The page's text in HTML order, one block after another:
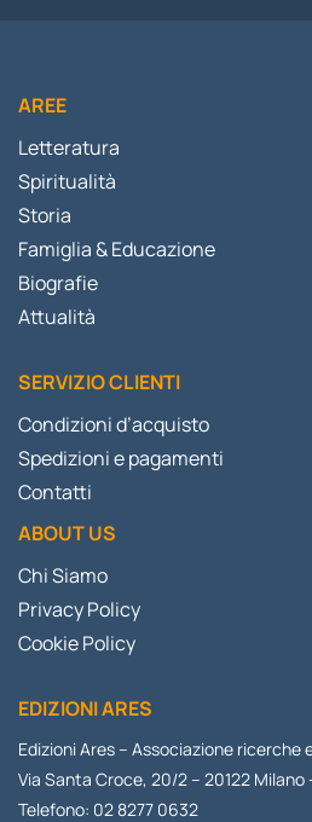
AREE
Letteratura
Spiritualità
Storia
Famiglia & Educazione
Biografie
Attualità
SERVIZIO CLIENTI
Condizioni d’acquisto
Spedizioni e pagamenti
Contatti
ABOUT US
Chi Siamo
Privacy Policy
Cookie Policy
EDIZIONI ARES
Edizioni Ares – Associazione ricerche
Via Santa Croce, 20/2 – 20122 Milano
Telefono: 02 8277 0632